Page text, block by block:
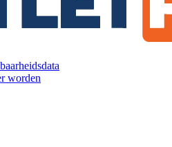
worden